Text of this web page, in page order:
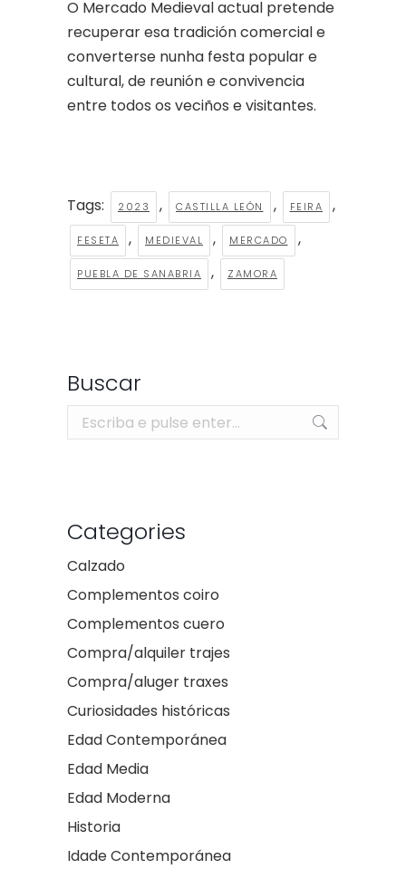
O Mercado Medieval actual pretende
recuperar esa tradición comercial e
converterse nunha festa popular e
cultural, de reunión e convivencia
entre todos os veciños e visitantes.
Tags: 2023 , CASTILLA LEÓN , FEIRA ,
FESETA , MEDIEVAL , MERCADO ,
PUEBLA DE SANABRIA , ZAMORA
Buscar
Search:
Categories
Calzado
Complementos coiro
Complementos cuero
Compra/alquiler trajes
Compra/aluger traxes
Curiosidades históricas
Edad Contemporánea
Edad Media
Edad Moderna
Historia
Idade Contemporánea